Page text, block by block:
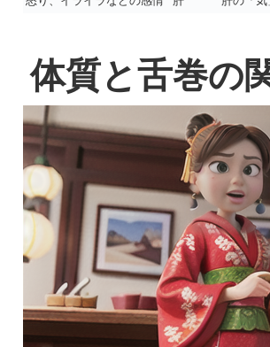
体質と舌巻の